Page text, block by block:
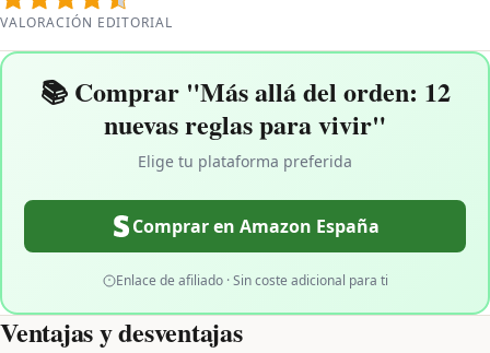
VALORACIÓN EDITORIAL
📚 Comprar "Más allá del orden: 12
nuevas reglas para vivir"
Elige tu plataforma preferida
Comprar en Amazon España
Enlace de afiliado · Sin coste adicional para ti
Ventajas y desventajas